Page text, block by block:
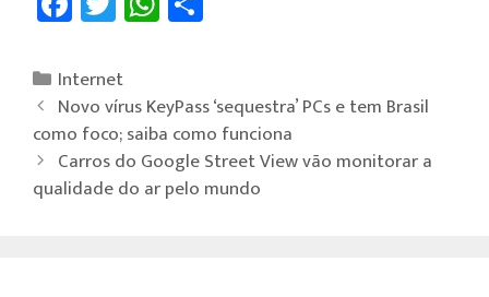
ce
b
o
ok
wi
tt
er
h
sA
p
p
Internet
Novo vírus KeyPass ‘sequestra’ PCs e tem Brasil
como foco; saiba como funciona
Carros do Google Street View vão monitorar a
qualidade do ar pelo mundo